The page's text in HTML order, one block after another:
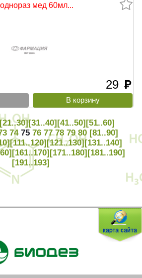
мед 60мл...
29 руб
[21..30][31..40][41..50][51..60]
74 75 76 77 78 79 80 [81..90]
[111..120][121..130][131..140]
[161..170][171..180][181..190]
[191..193]